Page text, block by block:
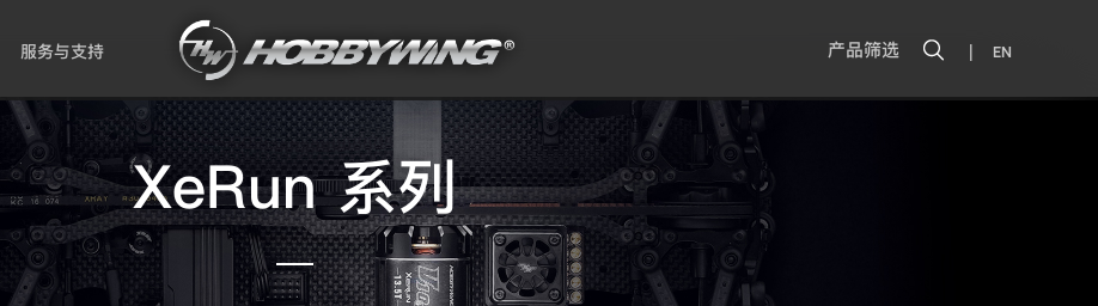
服务与支持 产品筛选 | EN
XeRun 系列